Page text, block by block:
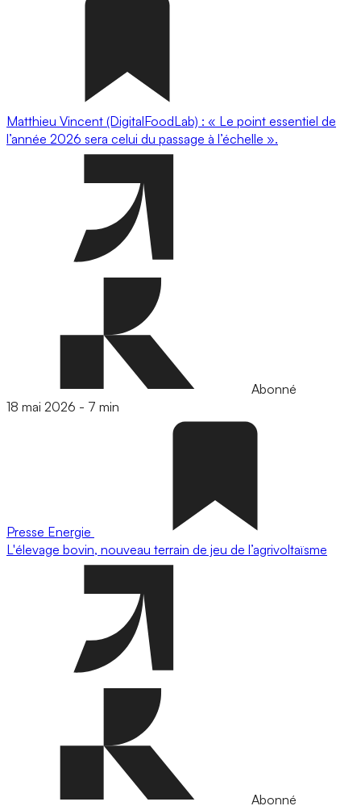
Matthieu Vincent (DigitalFoodLab) : « Le point essentiel de
l’année 2026 sera celui du passage à l’échelle ».
Abonné
18 mai 2026 - 7 min
Presse Energie
L'élevage bovin, nouveau terrain de jeu de l’agrivoltaïsme
Abonné